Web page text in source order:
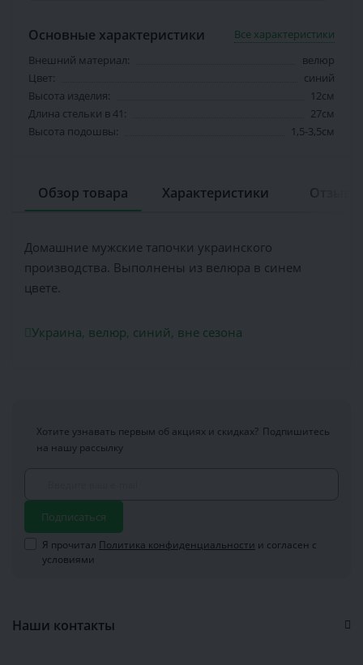
Основные характеристики
Все характеристики
Внешний материал:
велюр
Цвет:
синий
Высота изделия:
12см
Длина стельки в 41:
27см
Высота подошвы:
1,5-3,5см
Обзор товара Характеристики
Домашние мужские тапочки украинского
производства. Выполнены из велюра в синем
цвете.
Украина, велюр, синий, вне сезона
Хотите узнавать первым об акциях и скидках? Подпишитесь
на нашу рассылку
Подписаться
Я прочитал Политика конфиденциальности и согласен с
условиями
Наши контакты